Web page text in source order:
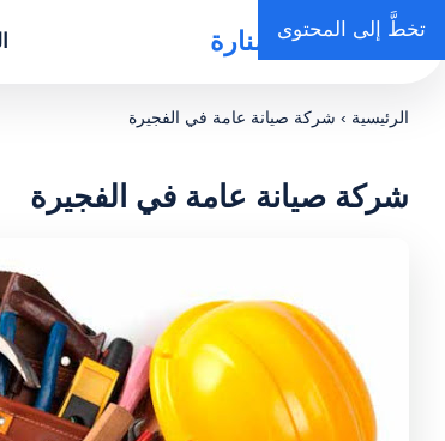
تخطَّ إلى المحتوى
روضة المنارة
الرئيسية › شركة صيانة عامة في الفجيرة
شركة صيانة عامة في الفجيرة